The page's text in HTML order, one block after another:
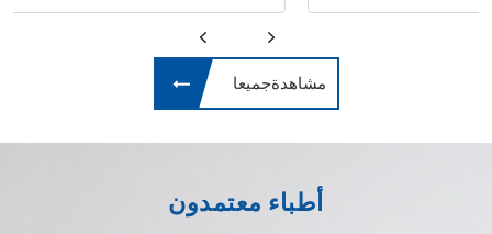
مشاهدةجميعا
أطباء معتمدون